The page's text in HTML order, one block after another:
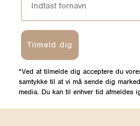
Tilmeld dig
*Ved at tilmelde dig acceptere du
samtykke til at vi må sende dig
media. Du kan til enhver tid afmeldes